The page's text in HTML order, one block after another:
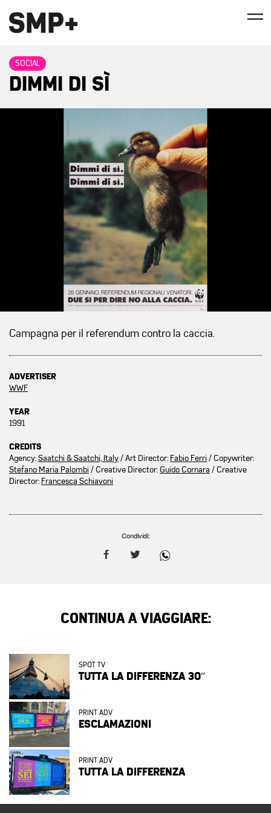
SOCIAL
DIMMI DI SÌ
Campagna per il referendum contro la caccia.
ADVERTISER
WWF
YEAR
1991
CREDITS
Agency:Saatchi & Saatchi, Italy/ Art Director: Fabio Ferri / Copywriter:
Stefano Maria Palombi / Creative Director:Guido Cornara / Creative
Director: Francesca Schiavoni
Condividi:
CONTINUA A VIAGGIARE:
SPOT TV
TUTTA LA DIFFERENZA 30″
PRINT ADV
ESCLAMAZIONI
PRINT ADV
TUTTA LA DIFFERENZA